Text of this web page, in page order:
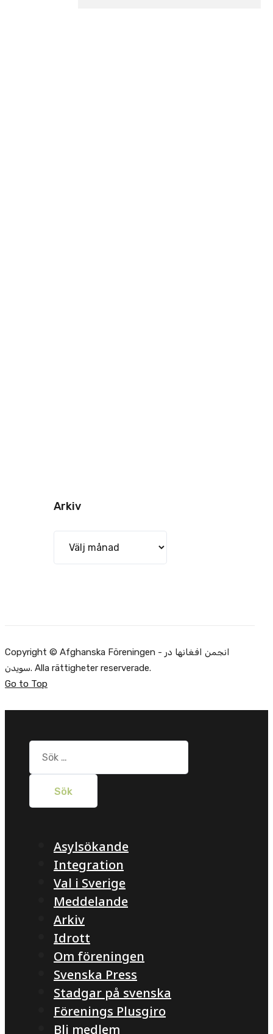
Arkiv
Copyright © Afghanska Föreningen - انجمن افغانها در
سویدن. Alla rättigheter reserverade.
Go to Top
Sök
efter:
Asylsökande
Integration
Val i Sverige
Meddelande
Arkiv
Idrott
Om föreningen
Svenska Press
Stadgar på svenska
Förenings Plusgiro